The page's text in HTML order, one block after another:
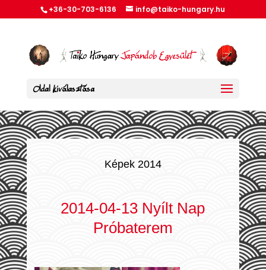
+36-30-703-6136 info@taiko-hungary.hu
Oldal kiválasztása
Képek 2014
2014-04-13 Nyílt Nap
Próbaterem